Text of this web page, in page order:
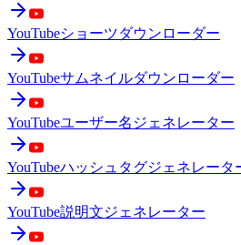
YouTubeショーツダウンローダー
YouTubeサムネイルダウンローダー
YouTubeユーザー名ジェネレーター
YouTubeハッシュタグジェネレータ
YouTube説明文ジェネレーター